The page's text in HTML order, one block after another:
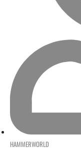
HAMMERWORLD